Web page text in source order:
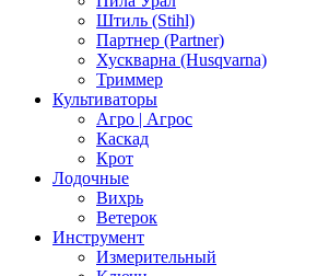
Штиль (Stihl)
Партнер (Partner)
Хускварна (Husqvarna)
Триммер
Культиваторы
Агро | Агрос
Каскад
Крот
Лодочные
Вихрь
Ветерок
Инструмент
Измерительный